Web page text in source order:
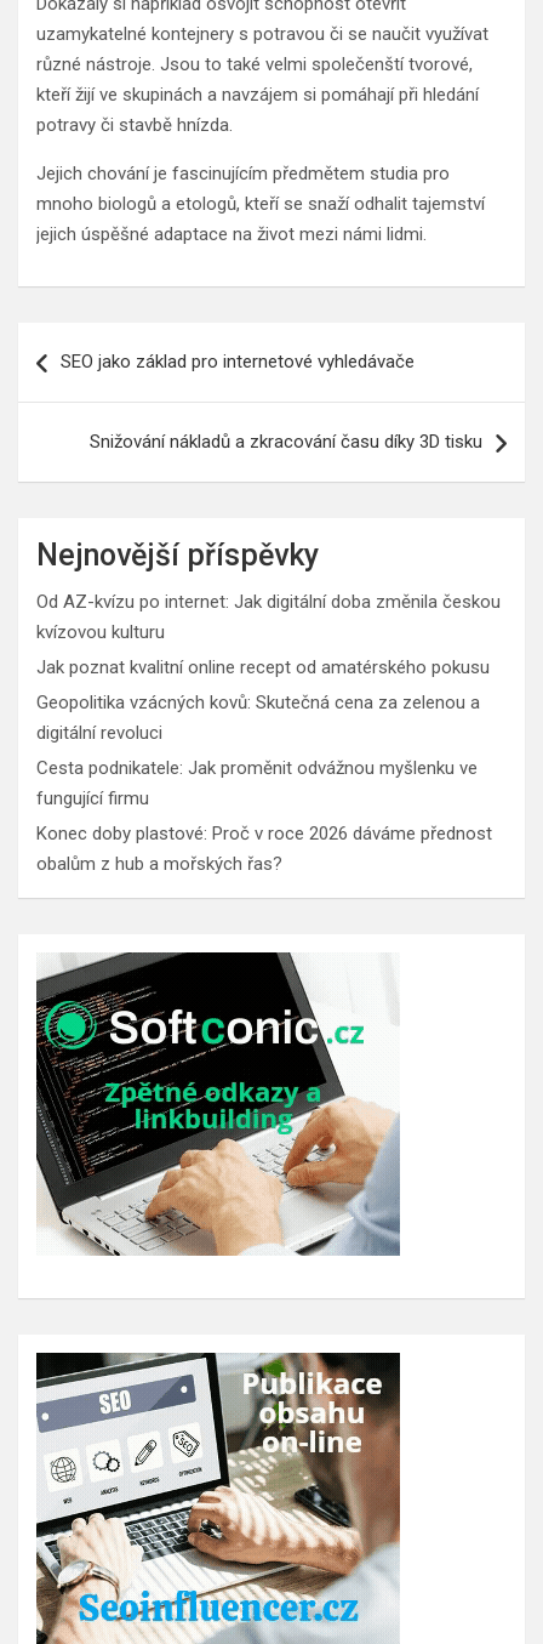
uzamykatelné kontejnery s potravou či se naučit využívat
různé nástroje. Jsou to také velmi společenští tvorové,
kteří žijí ve skupinách a navzájem si pomáhají při hledání
potravy či stavbě hnízda.
Jejich chování je fascinujícím předmětem studia pro
mnoho biologů a etologů, kteří se snaží odhalit tajemství
jejich úspěšné adaptace na život mezi námi lidmi.
proSEO jako základ pro internetové vyhledávače
Snižování nákladů a zkracování času díky 3D tisku
Nejnovější příspěvky
Od AZ-kvízu po internet: Jak digitální doba změnila českou
kvízovou kulturu
Jak poznat kvalitní online recept od amatérského pokusu
Geopolitika vzácných kovů: Skutečná cena za zelenou a
digitální revoluci
Cesta podnikatele: Jak proměnit odvážnou myšlenku ve
fungující firmu
Konec doby plastové: Proč v roce 2026 dáváme přednost
obalům z hub a mořských řas?